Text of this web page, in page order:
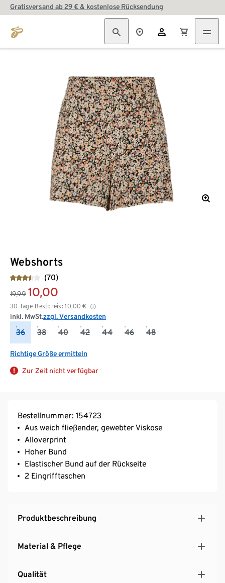
Gratisversand ab 29 € & kostenlose Rücksendung
Webshorts
(70)
19,99 10,00
30-Tage-Bestpreis: 10,00 €
inkl. MwSt.zzgl. Versandkosten
36 38 40 42 44 46 48
Richtige Größe ermitteln
Zur Zeit nicht verfügbar
Bestellnummer: 154723
Aus weich fließender, gewebter Viskose
Alloverprint
Hoher Bund
Elastischer Bund auf der Rückseite
2 Eingrifftaschen
Produktbeschreibung
Material & Pflege
Qualität